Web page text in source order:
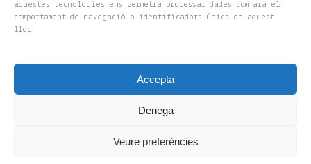
aquestes tecnologies ens permetrà processar dades com ara el
comportament de navegació o identificadors únics en aquest
lloc.
Accepta
Denega
Veure preferències
Copyright 2025 © Flors Amelia, S.L
UX Design by Maxminterm